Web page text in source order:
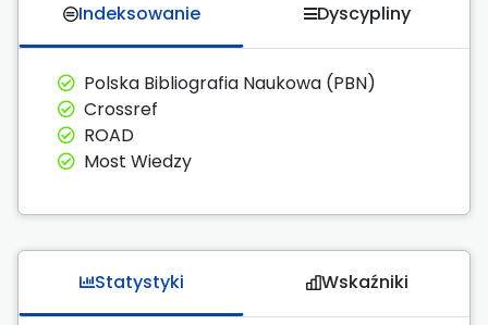
Indeksowanie Dyscypliny
Polska Bibliografia Naukowa (PBN)
Crossref
ROAD
Most Wiedzy
Statystyki Wskaźniki